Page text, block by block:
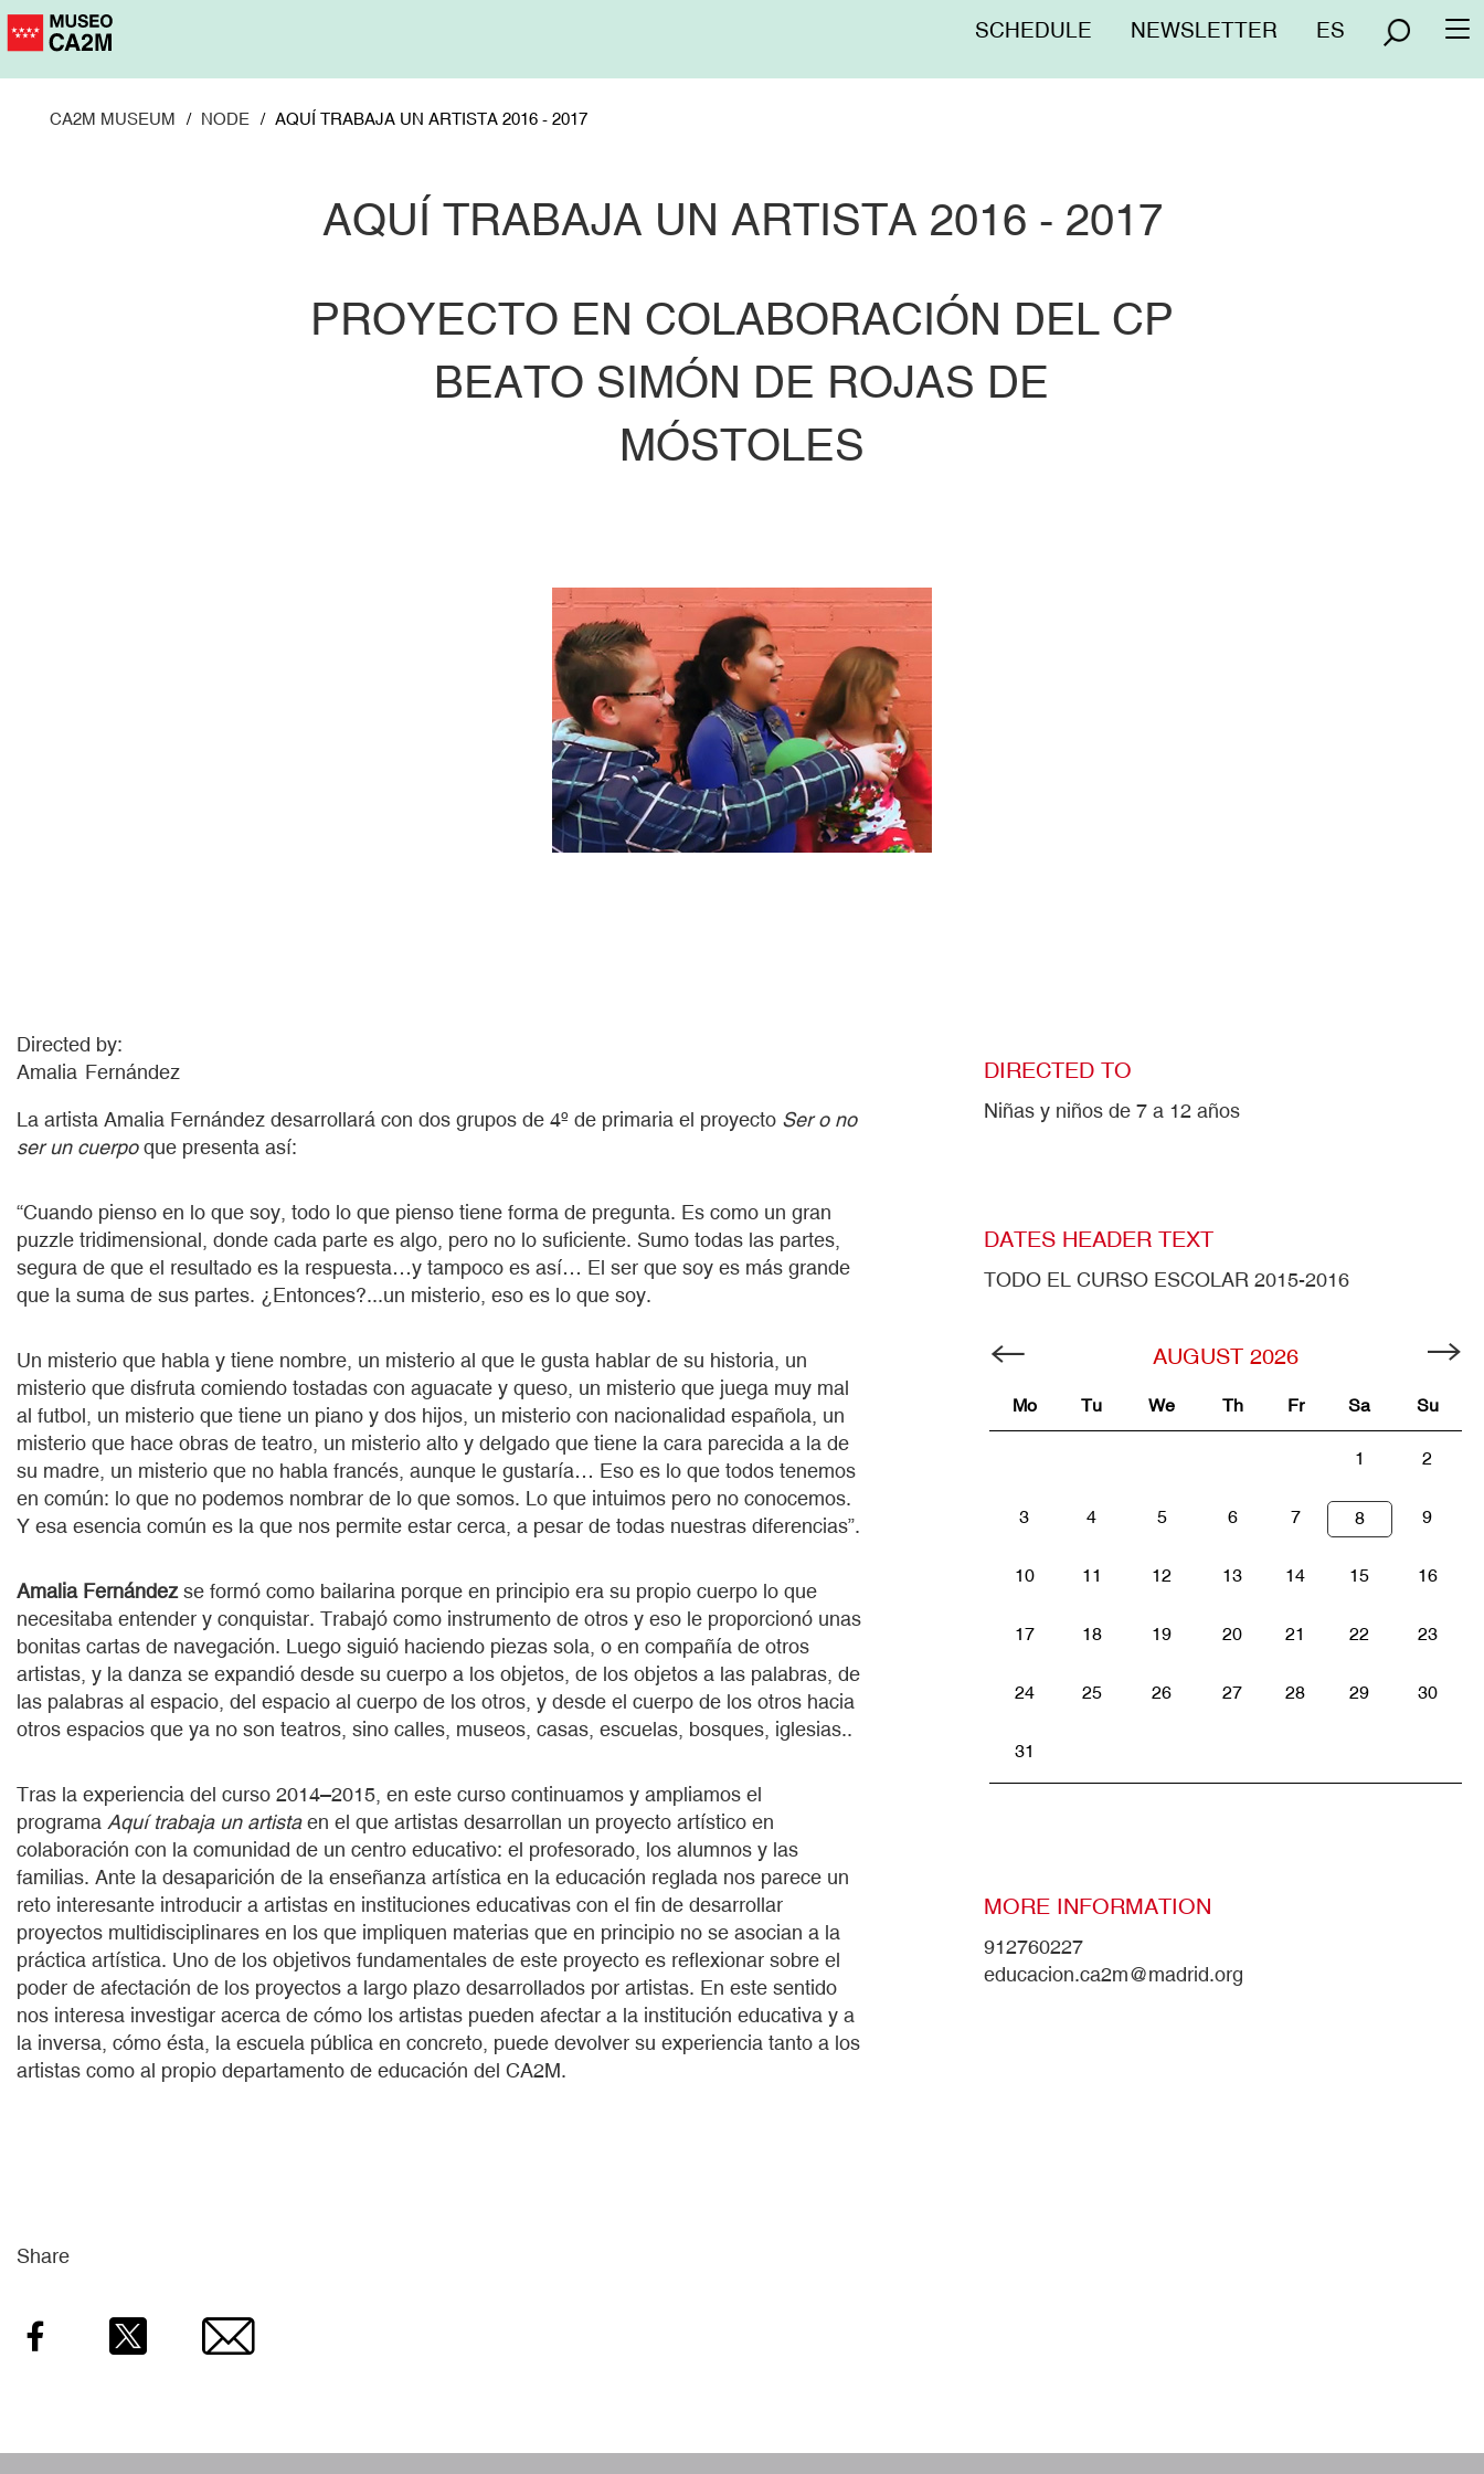
Skip
to
Menú
SCHEDULE NEWSLETTER ES
CA2M MUSEUM NODE AQUÍ TRABAJA UN ARTISTA 2016 - 2017
AQUÍ TRABAJA UN ARTISTA 2016 - 2017
PROYECTO EN COLABORACIÓN DEL CP
BEATO SIMÓN DE ROJAS DE
MÓSTOLES
Directed by
Amalia Fernández
La artista Amalia Fernández desarrollará con dos grupos de 4º de primaria el proyecto Ser o no
ser un cuerpoque presenta así:
“Cuando pienso en lo que soy, todo lo que pienso tiene forma de pregunta. Es como un gran
puzzle tridimensional, donde cada parte es algo, pero no lo suficiente. Sumo todas las partes,
segura de que el resultado es la respuesta…y tampoco es así… El ser que soy es más grande
que la suma de sus partes. ¿Entonces?...un misterio, eso es lo que soy.
Un misterio que habla y tiene nombre, un misterio al que le gusta hablar de su historia, un
misterio que disfruta comiendo tostadas con aguacate y queso, un misterio que juega muy mal
al futbol, un misterio que tiene un piano y dos hijos, un misterio con nacionalidad española, un
misterio que hace obras de teatro, un misterio alto y delgado que tiene la cara parecida a la de
su madre, un misterio que no habla francés, aunque le gustaría… Eso es lo que todos tenemos
en común: lo que no podemos nombrar de lo que somos. Lo que intuimos pero no conocemos.
Y esa esencia común es la que nos permite estar cerca, a pesar de todas nuestras diferencias”.
Amalia Fernándezse formó como bailarina porque en principio era su propio cuerpo lo que
necesitaba entender y conquistar. Trabajó como instrumento de otros y eso le proporcionó unas
bonitas cartas de navegación. Luego siguió haciendo piezas sola, o en compañía de otros
artistas, y la danza se expandió desde su cuerpo a los objetos, de los objetos a las palabras, de
las palabras al espacio, del espacio al cuerpo de los otros, y desde el cuerpo de los otros hacia
otros espacios que ya no son teatros, sino calles, museos, casas, escuelas, bosques, iglesias..
Tras la experiencia del curso 2014–2015, en este curso continuamos y ampliamos el
programa Aquí trabaja un artistaen el que artistas desarrollan un proyecto artístico en
colaboración con la comunidad de un centro educativo: el profesorado, los alumnos y las
familias. Ante la desaparición de la enseñanza artística en la educación reglada nos parece un
reto interesante introducir a artistas en instituciones educativas con el fin de desarrollar
proyectos multidisciplinares en los que impliquen materias que en principio no se asocian a la
práctica artística. Uno de los objetivos fundamentales de este proyecto es reflexionar sobre el
poder de afectación de los proyectos a largo plazo desarrollados por artistas. En este sentido
nos interesa investigar acerca de cómo los artistas pueden afectar a la institución educativa y a
la inversa, cómo ésta, la escuela pública en concreto, puede devolver su experiencia tanto a los
artistas como al propio departamento de educación del CA2M.
Share
Facebook Email
DIRECTED TO
Niñas y niños de 7 a 12 años
DATES HEADER TEXT
TODO EL CURSO ESCOLAR 2015-2016
AUGUST 2026
Mo Tu We Th Fr Sa Su
1 2
3 4 5 6 7 8 9
10 11 12 13 14 15 16
17 18 19 20 21 22 23
24 25 26 27 28 29 30
31
MORE INFORMATION
912760227
educacion.ca2m@madrid.org